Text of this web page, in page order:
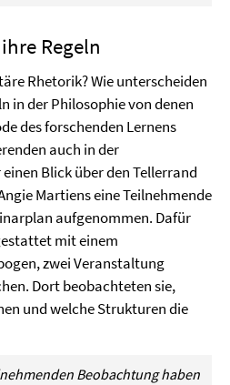
Regeln
Rhetorik? Wie unterscheiden
in der Philosophie von denen
des forschenden Lernens
auch in der
Blick über den Tellerrand
Martiens eine Teilnehmende
aufgenommen. Dafür
mit einem
zwei Veranstaltung
Dort beobachteten sie,
und welche Strukturen die
Beobachtung haben